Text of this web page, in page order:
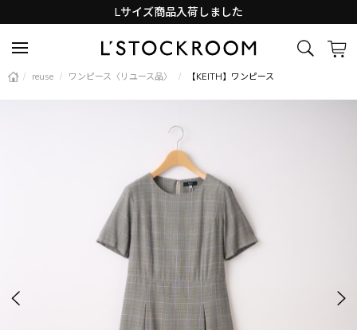
Lサイズ商品入荷しました
/ reuse / ワンピース〈リユース品〉 / 【KEITH】ワンピース